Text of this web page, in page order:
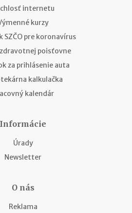
internetu
kurzy
SZČO pre koronavírus
poisťovne
za prihlásenie auta
kalkulačka
kalendár
Informácie
Úrady
Newsletter
O nás
Reklama